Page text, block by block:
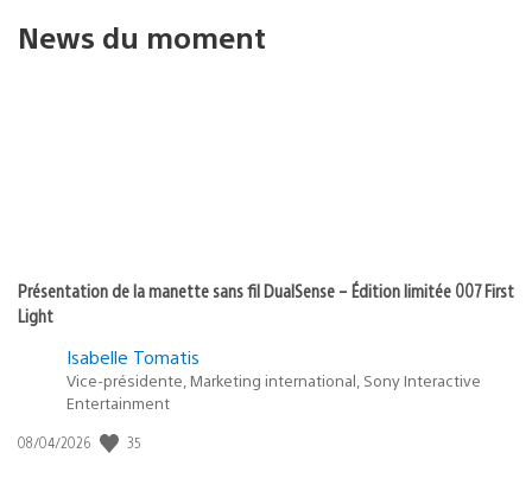
News du moment
Présentation de la manette sans fil DualSense – Édition limitée 007 First
Light
Isabelle Tomatis
Vice-présidente, Marketing international, Sony Interactive
Entertainment
Date
08/04/2026 35